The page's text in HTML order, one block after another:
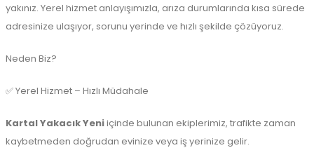
yakınız. Yerel hizmet anlayışımızla, arıza durumlarında kısa sürede
adresinize ulaşıyor, sorunu yerinde ve hızlı şekilde çözüyoruz.
Neden Biz?
✅ Yerel Hizmet – Hızlı Müdahale
Kartal Yakacık Yeniiçinde bulunan ekiplerimiz, trafikte zaman
kaybetmeden doğrudan evinize veya iş yerinize gelir.